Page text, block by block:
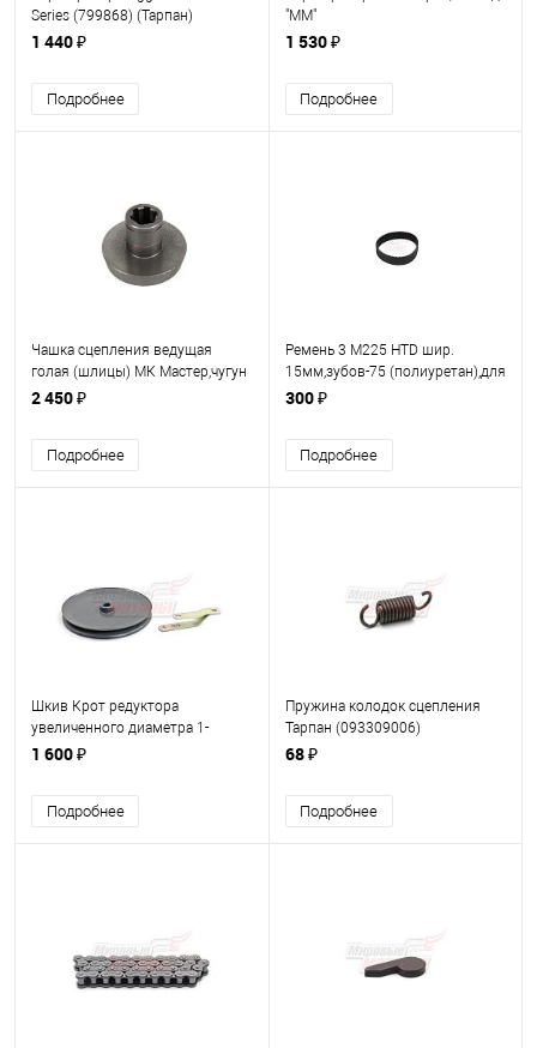
Series (799868) (Тарпан)
1 440 ₽
Подробнее
"ММ"
1 530 ₽
Подробнее
Чашка сцепления ведущая
голая (шлицы) МК Мастер,чугун
2 450 ₽
Подробнее
Ремень 3 M225 HTD шир.
15мм,зубов-75 (полиуретан),для
ЛШМ БАЙКАЛ Е-241,Bosch PBS
300 ₽
Подробнее
Шкив Крот редуктора
увеличенного диаметра 1-
ручейковый с удлиненным
1 600 ₽
Подробнее
Пружина колодок сцепления
Тарпан (093309006)
68 ₽
Подробнее